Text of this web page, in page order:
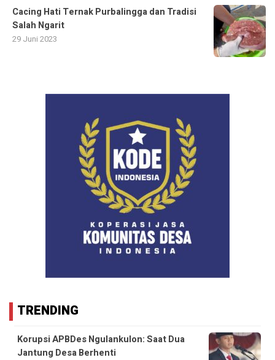
Cacing Hati Ternak Purbalingga dan Tradisi
Salah Ngarit
29 Juni 2023
TRENDING
Korupsi APBDes Ngulankulon: Saat Dua
Jantung Desa Berhenti